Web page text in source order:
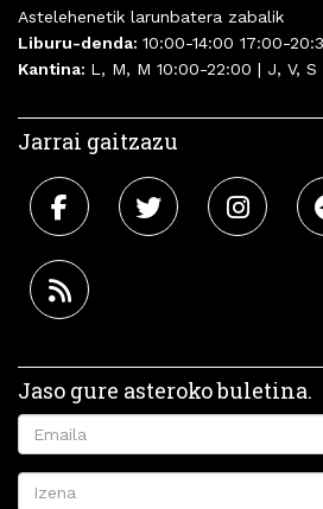
Astelehenetik larunbatera zabalik
Liburu-denda: 10:00-14:00 17:00-
Kantina: L, M, M 10:00-22:00 | J, V, S
Jarrai gaitzazu
Jaso gure asteroko buletina.